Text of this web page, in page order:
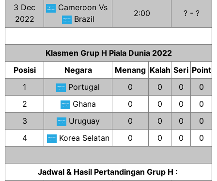
3 Dec
2022
Cameroon Vs
Brazil
2:00 ? - ?
Klasmen Grup H Piala Dunia 2022
Posisi
Negara Menang Kalah Seri Point
1
Portugal 0 0 0
0
2
Ghana 0 0 0
0
3
Uruguay 0 0 0
0
4
Korea Selatan 0 0 0 0
Jadwal & Hasil Pertandingan Grup H :